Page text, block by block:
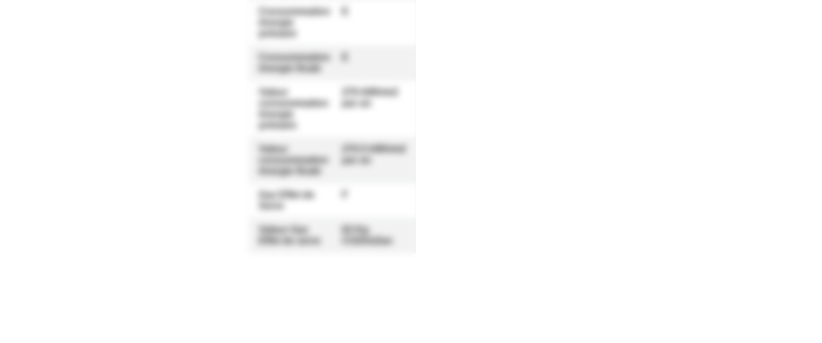
Consommation
Consommation
Valeur
consommation
270 kWh/m2
Valeur
consommation
Gaz Effet de
Valeur Gaz
63 Kg
CO2/m2/an